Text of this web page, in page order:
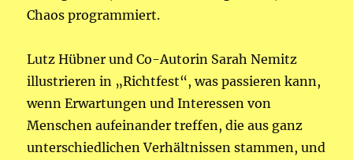
Chaos programmiert.
Lutz Hübner und Co-Autorin Sarah Nemitz
illustrieren in „Richtfest“, was passieren kann,
wenn Erwartungen und Interessen von
Menschen aufeinander treffen, die aus ganz
unterschiedlichen Verhältnissen stammen, und